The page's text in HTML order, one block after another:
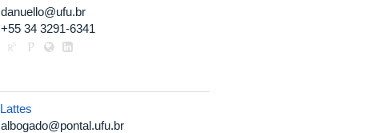
danuello@ufu.br
+55 34 3291-6341
Lattes
albogado@pontal.ufu.br